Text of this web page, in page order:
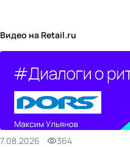
Видео на Retail.ru
7.08.2026 364